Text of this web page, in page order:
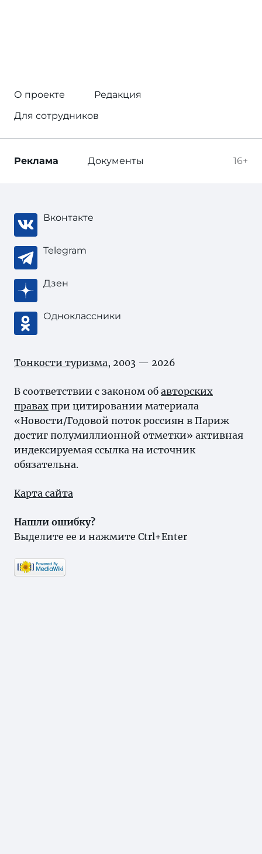
О проекте
Редакция
Для сотрудников
16+
Реклама Документы
Вконтакте
Telegram
Дзен
Одноклассники
Тонкости туризма, 2003 — 2026
В соответствии с законом об авторских
правах при цитировании материала
«Новости/Годовой поток россиян в Париж
достиг полумиллионной отметки» активная
индексируемая ссылка на источник
обязательна.
Карта сайта
Нашли ошибку?
Выделите ее и нажмите Ctrl+Enter